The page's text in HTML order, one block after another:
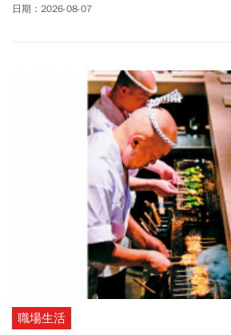
優惠價。饗泰多、開飯川食堂等推出外帶優
人)用餐，父親可享餐費半價。連鎖速食店方
親節限定優惠，除了「我愛爸爸餐」優惠組
App優惠券，包括買超值全餐送大麥克沾醬
有肯德基、必勝客、漢堡王等通通幫你省荷
於親子同樂活動：小人國、六福村、義大遊
藝術節，同步推出88節優惠！六福村在8/8
示相關證件可「免費入園」。《今周刊》整
動，來看看連鎖餐飲集團、飯店餐廳、遊樂
日期：2026-08-07
職場生活